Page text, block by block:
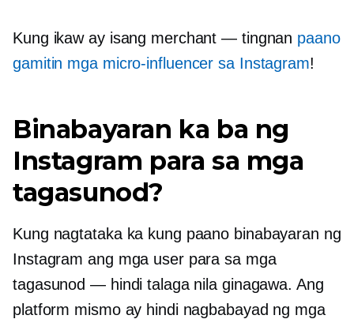
Kung ikaw ay isang merchant — tingnan paano
gamitin mga micro-influencer sa Instagram!
Binabayaran ka ba ng
Instagram para sa mga
tagasunod?
Kung nagtataka ka kung paano binabayaran ng
Instagram ang mga user para sa mga
tagasunod — hindi talaga nila ginagawa. Ang
platform mismo ay hindi nagbabayad ng mga